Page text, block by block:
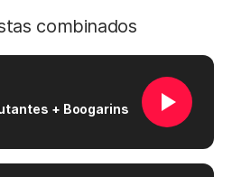
combinados
+ Boogarins